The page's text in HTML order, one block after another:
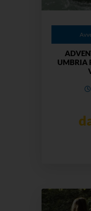
UMBRIA